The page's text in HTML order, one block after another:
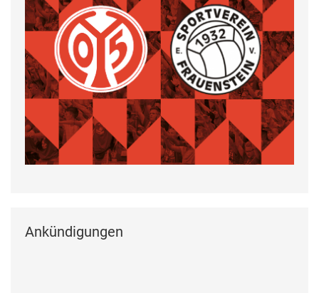
Ankündigungen